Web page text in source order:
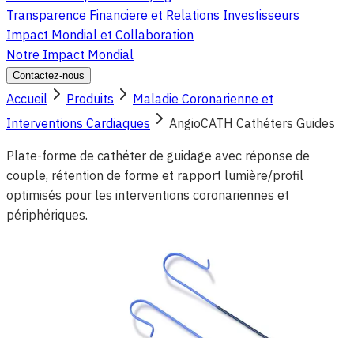
Transparence Financiere et Relations Investisseurs
Impact Mondial et Collaboration
Notre Impact Mondial
Contactez-nous
Accueil Produits
Maladie Coronarienne et
Interventions Cardiaques
AngioCATH Cathéters Guides
Plate-forme de cathéter de guidage avec réponse de
couple, rétention de forme et rapport lumière/profil
optimisés pour les interventions coronariennes et
périphériques.